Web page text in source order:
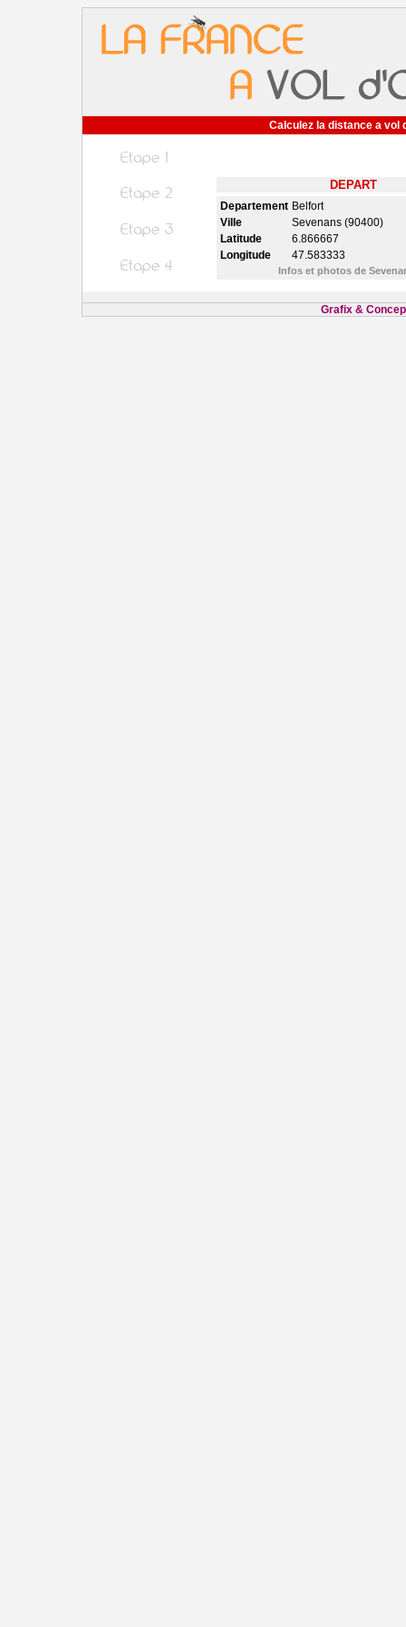
Calculez la distance a vol
DEPART
Departement Belfort
Ville
Sevenans (90400)
Latitude
6.866667
Longitude
47.583333
Infos et photos de
Grafix &